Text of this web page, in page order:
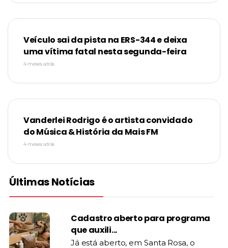
Veículo sai da pista na ERS-344 e deixa
uma vítima fatal nesta segunda-feira
4 meses atrás
Vanderlei Rodrigo é o artista convidado
do Música & História da Mais FM
4 meses atrás
Últimas Notícias
Cadastro aberto para programa
que auxili...
Já está aberto, em Santa Rosa, o